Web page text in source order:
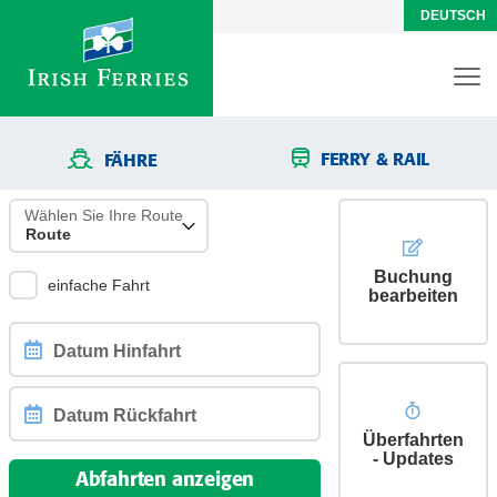
DEUTSCH
FÄHRE FERRY & RAIL
Wählen Sie Ihre Route
einfache Fahrt
Datum
Hinfahrt
Rückfahrt
Abfahrten anzeigen
Buchung
bearbeiten
Überfahrten
- Updates